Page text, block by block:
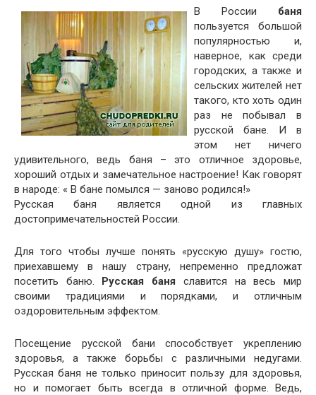
В России баня
пользуется большой
популярностью и,
наверное, как среди
городских, а также и
сельских жителей нет
такого, кто хоть один
раз не побывал в
русской бане. И в
этом нет ничего
удивительного, ведь баня – это отличное здоровье,
хороший отдых и замечательное настроение! Как говорят
в народе: « В бане помылся — заново родился!»
Русская баня является одной из главных
достопримечательностей России.
Для того чтобы лучше понять «русскую душу» гостю,
приехавшему в нашу страну, непременно предложат
посетить баню. Русская баня славится на весь мир
своими традициями и порядками, и отличным
оздоровительным эффектом.
Посещение русской бани способствует укреплению
здоровья, а также борьбы с различными недугами.
Русская баня не только приносит пользу для здоровья,
но и помогает быть всегда в отличной форме. Ведь,